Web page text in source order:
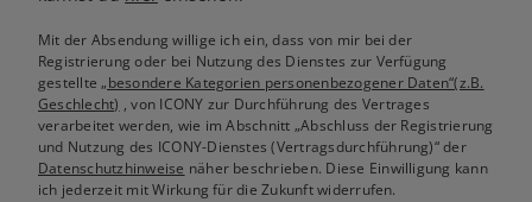
Mit der Absendung willige ich ein, dass von mir bei der
Registrierung oder bei Nutzung des Dienstes zur Verfügung
gestellte„besondere Kategorien personenbezogener Daten“(z.B.
Geschlecht) , von ICONY zur Durchführung des Vertrages
verarbeitet werden, wie im Abschnitt „Abschluss der Registrierung
und Nutzung des ICONY-Dienstes (Vertragsdurchführung)“ der
Datenschutzhinweise näher beschrieben. Diese Einwilligung kann
ich jederzeit mit Wirkung für die Zukunft widerrufen.